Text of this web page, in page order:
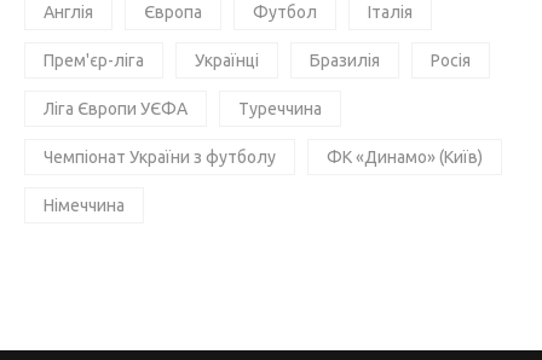
Англія Європа Футбол Італія
Прем'єр-ліга Українці Бразилія Росія
Ліга Європи УЄФА Туреччина
Чемпіонат України з футболу ФК «Динамо» (Київ)
Німеччина